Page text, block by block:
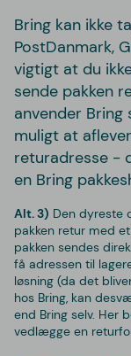
Bring kan ikke
PostDanmark,
vigtigt at du
sende pakken
anvender Bring
muligt at
returadresse -
en Bring
Alt. 3) Den dyreste
pakken retur med
pakken sendes
få adressen til
løsning (da det
hos Bring, kan
end Bring selv. Her
vedlægge en